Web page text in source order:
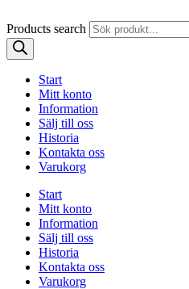
Products search
Start
Mitt konto
Information
Sälj till oss
Historia
Kontakta oss
Varukorg
Start
Mitt konto
Information
Sälj till oss
Historia
Kontakta oss
Varukorg